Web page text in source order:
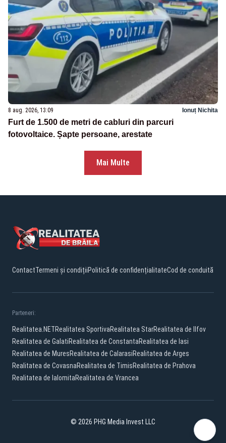
8 aug. 2026, 13:09 Ionuț Nichita
Furt de 1.500 de metri de cabluri din parcuri
fotovoltaice. Șapte persoane, arestate
Mai Multe
ContactTermeni și condițiiPolitică de confidențialitateCod de conduită
Parteneri:
Realitatea.NETRealitatea SportivaRealitatea StarRealitatea de Ilfov
Realitatea de GalatiRealitatea de ConstantaRealitatea de Iasi
Realitatea de MuresRealitatea de CalarasiRealitatea de Arges
Realitatea de CovasnaRealitatea de TimisRealitatea de Prahova
Realitatea de IalomitaRealitatea de Vrancea
© 2026 PHG Media Invest LLC